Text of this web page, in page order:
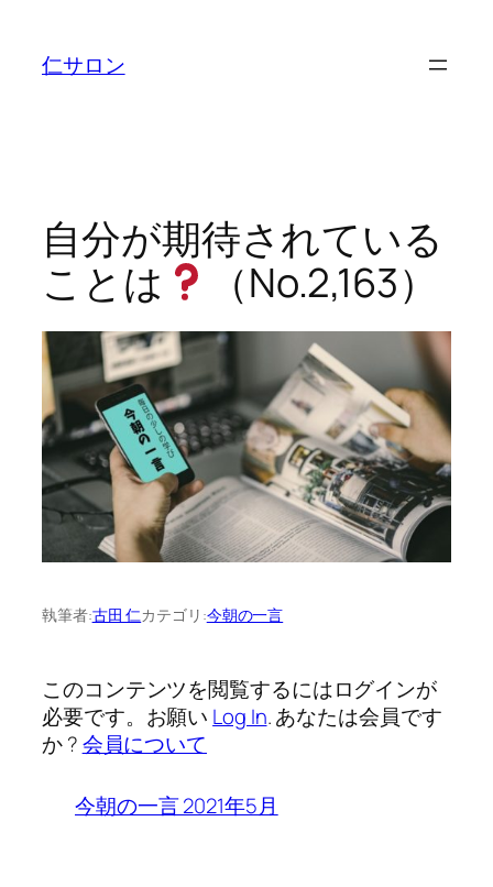
仁サロン
自分が期待されている
ことは
（No.2,163）
執筆者:古田 仁カテゴリ:今朝の一言
このコンテンツを閲覧するにはログインが
必要です。お願い Log In. あなたは会員です
か ?会員について
今朝の一言 2021年5月